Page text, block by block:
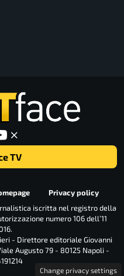
in finale
TV
Privacy policy
iscritta nel registro della
numero 106 dell’11
- Direttore editoriale Giovanni
Augusto 79 - 80125 Napoli -
Change privacy settings